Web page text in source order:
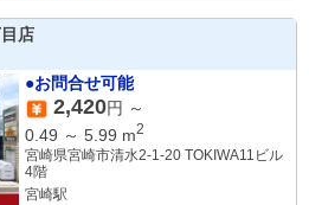
店
●お問合せ可能
2,420円 ～
0.49 ～ 5.99 m2
宮崎県宮崎市清水2-1-20 TOKIWA11ビル
4階
宮崎駅